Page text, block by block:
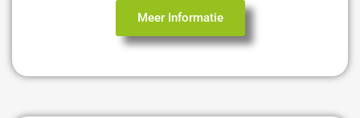
Meer Informatie